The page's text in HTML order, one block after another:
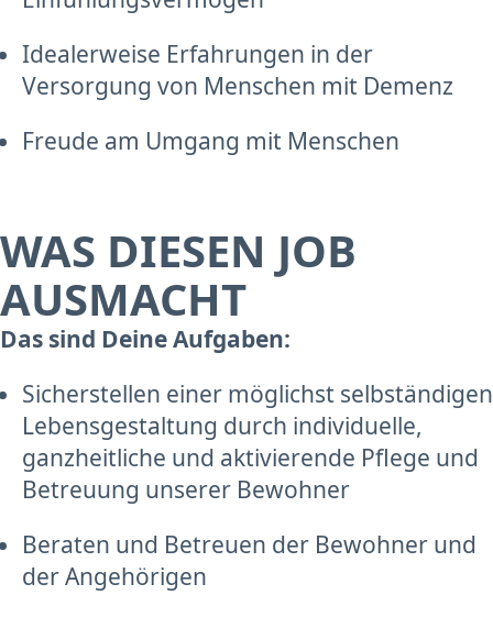
Idealerweise Erfahrungen in der
Versorgung von Menschen mit Demenz
Freude am Umgang mit Menschen
WAS DIESEN JOB
AUSMACHT
Das sind Deine Aufgaben:
Sicherstellen einer möglichst selbständigen
Lebensgestaltung durch individuelle,
ganzheitliche und aktivierende Pflege und
Betreuung unserer Bewohner
Beraten und Betreuen der Bewohner und
der Angehörigen